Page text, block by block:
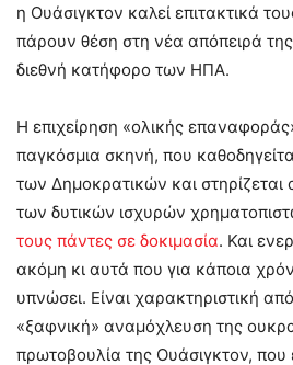
η Ουάσιγκτον καλεί επιτακτικά
πάρουν θέση στη νέα απόπειρά
διεθνή κατήφορο των ΗΠΑ.
Η επιχείρηση «ολικής
παγκόσμια σκηνή, που
των Δημοκρατικών και
των δυτικών ισχυρών
τους πάντες σε δοκιμασία. Και
ακόμη κι αυτά που για κάποια
υπνώσει. Είναι χαρακτηριστική
«ξαφνική» αναμόχλευση της
πρωτοβουλία της Ουάσιγκτον, που